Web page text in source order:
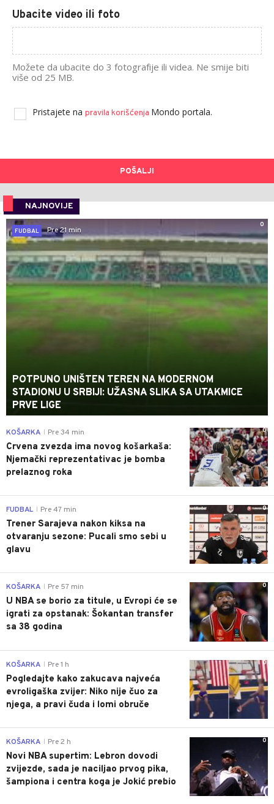
Ubacite video ili foto
Možete da ubacite do 3 fotografije ili videa. Ne smije biti
više od 25 MB.
Pristajete na pravila korišćenja Mondo portala.
POŠALJI
NAJNOVIJE
0
FUDBAL
Pre 21 min
POTPUNO UNIŠTEN TEREN NA MODERNOM
STADIONU U SRBIJI: UŽASNA SLIKA SA UTAKMICE
PRVE LIGE
0
KOŠARKA Pre 34 min
Crvena zvezda ima novog košarkaša:
Njemački reprezentativac je bomba
prelaznog roka
0
FUDBAL Pre 47 min
Trener Sarajeva nakon kiksa na
otvaranju sezone: Pucali smo sebi u
glavu
0
KOŠARKA Pre 57 min
U NBA se borio za titule, u Evropi će se
igrati za opstanak: Šokantan transfer
sa 38 godina
0
KOŠARKA Pre 1 h
Pogledajte kako zakucava najveća
evroligaška zvijer: Niko nije čuo za
njega, a pravi čuda i lomi obruče
0
KOŠARKA Pre 2 h
Novi NBA supertim: Lebron dovodi
zvijezde, sada je naciljao prvog pika,
šampiona i centra koga je Jokić prebio